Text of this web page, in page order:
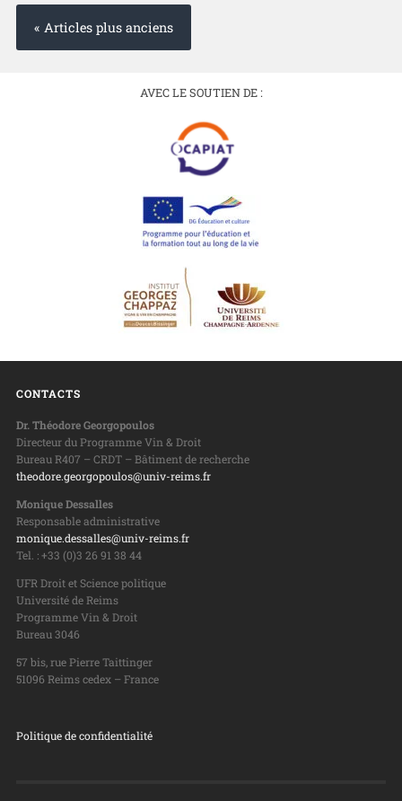
« Articles plus anciens
AVEC LE SOUTIEN DE :
CONTACTS
Dr. Théodore Georgopoulos
Directeur du Programme Vin & Droit
Bureau R407 – CRDT – Bâtiment de recherche
theodore.georgopoulos@univ-reims.fr
Monique Dessalles
Responsable administrative
monique.dessalles@univ-reims.fr
Tel. : +33 (0)3 26 91 38 44
UFR Droit et Science politique
Université de Reims
Programme Vin & Droit
Bureau 3046
57 bis, rue Pierre Taittinger
51096 Reims cedex – France
Politique de confidentialité